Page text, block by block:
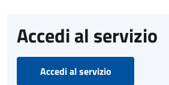
Accedi al servizio
Accedi al servizio